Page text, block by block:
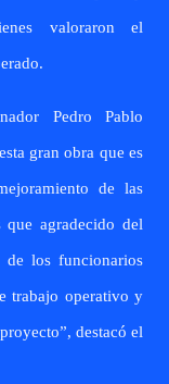
valoraron el
Pedro Pablo
gran obra que es
de las
agradecido del
los funcionarios
trabajo operativo y
destacó el